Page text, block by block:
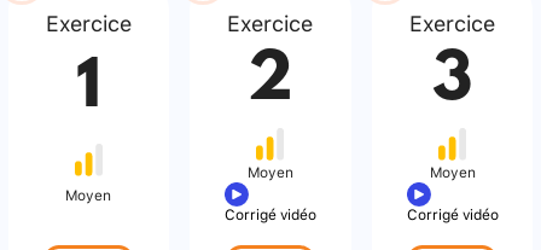
Exercice
1
Moyen
Exercice
2
Moyen
Corrigé vidéo
Exercice
3
Moyen
Corrigé vidéo